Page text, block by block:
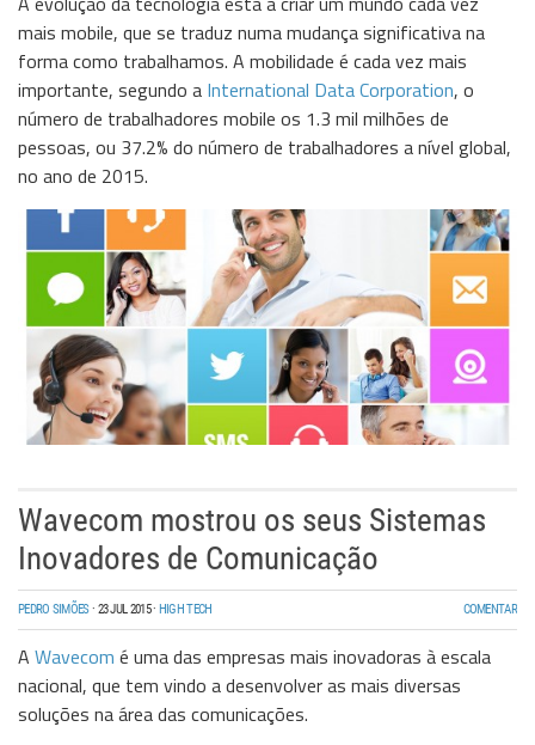
mais mobile, que se traduz numa mudança significativa na
forma como trabalhamos. A mobilidade é cada vez mais
importante, segundo a International Data Corporation, o
número de trabalhadores mobile os 1.3 mil milhões de
pessoas, ou 37.2% do número de trabalhadores a nível global,
no ano de 2015.
Wavecom mostrou os seus Sistemas
Inovadores de Comunicação
PEDRO SIMÕES· 23 JUL 2015· HIGH TECH COMENTAR
A Wavecom é uma das empresas mais inovadoras à escala
nacional, que tem vindo a desenvolver as mais diversas
soluções na área das comunicações.